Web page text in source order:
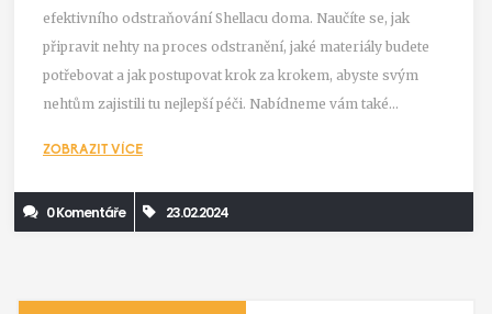
efektivního odstraňování Shellacu doma. Naučíte se, jak
připravit nehty na proces odstranění, jaké materiály budete
potřebovat a jak postupovat krok za krokem, abyste svým
nehtům zajistili tu nejlepší péči. Nabídneme vám také
Shellacu.
ZOBRAZIT VÍCE
0 Komentáře 23.02.2024